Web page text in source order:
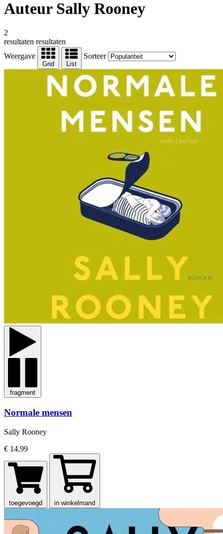
Auteur Sally Rooney
2
resultaten resultaten
Weergave
Grid List
Sorteer
fragment
Normale mensen
Sally Rooney
€ 14,99
toegevoegd in winkelmand